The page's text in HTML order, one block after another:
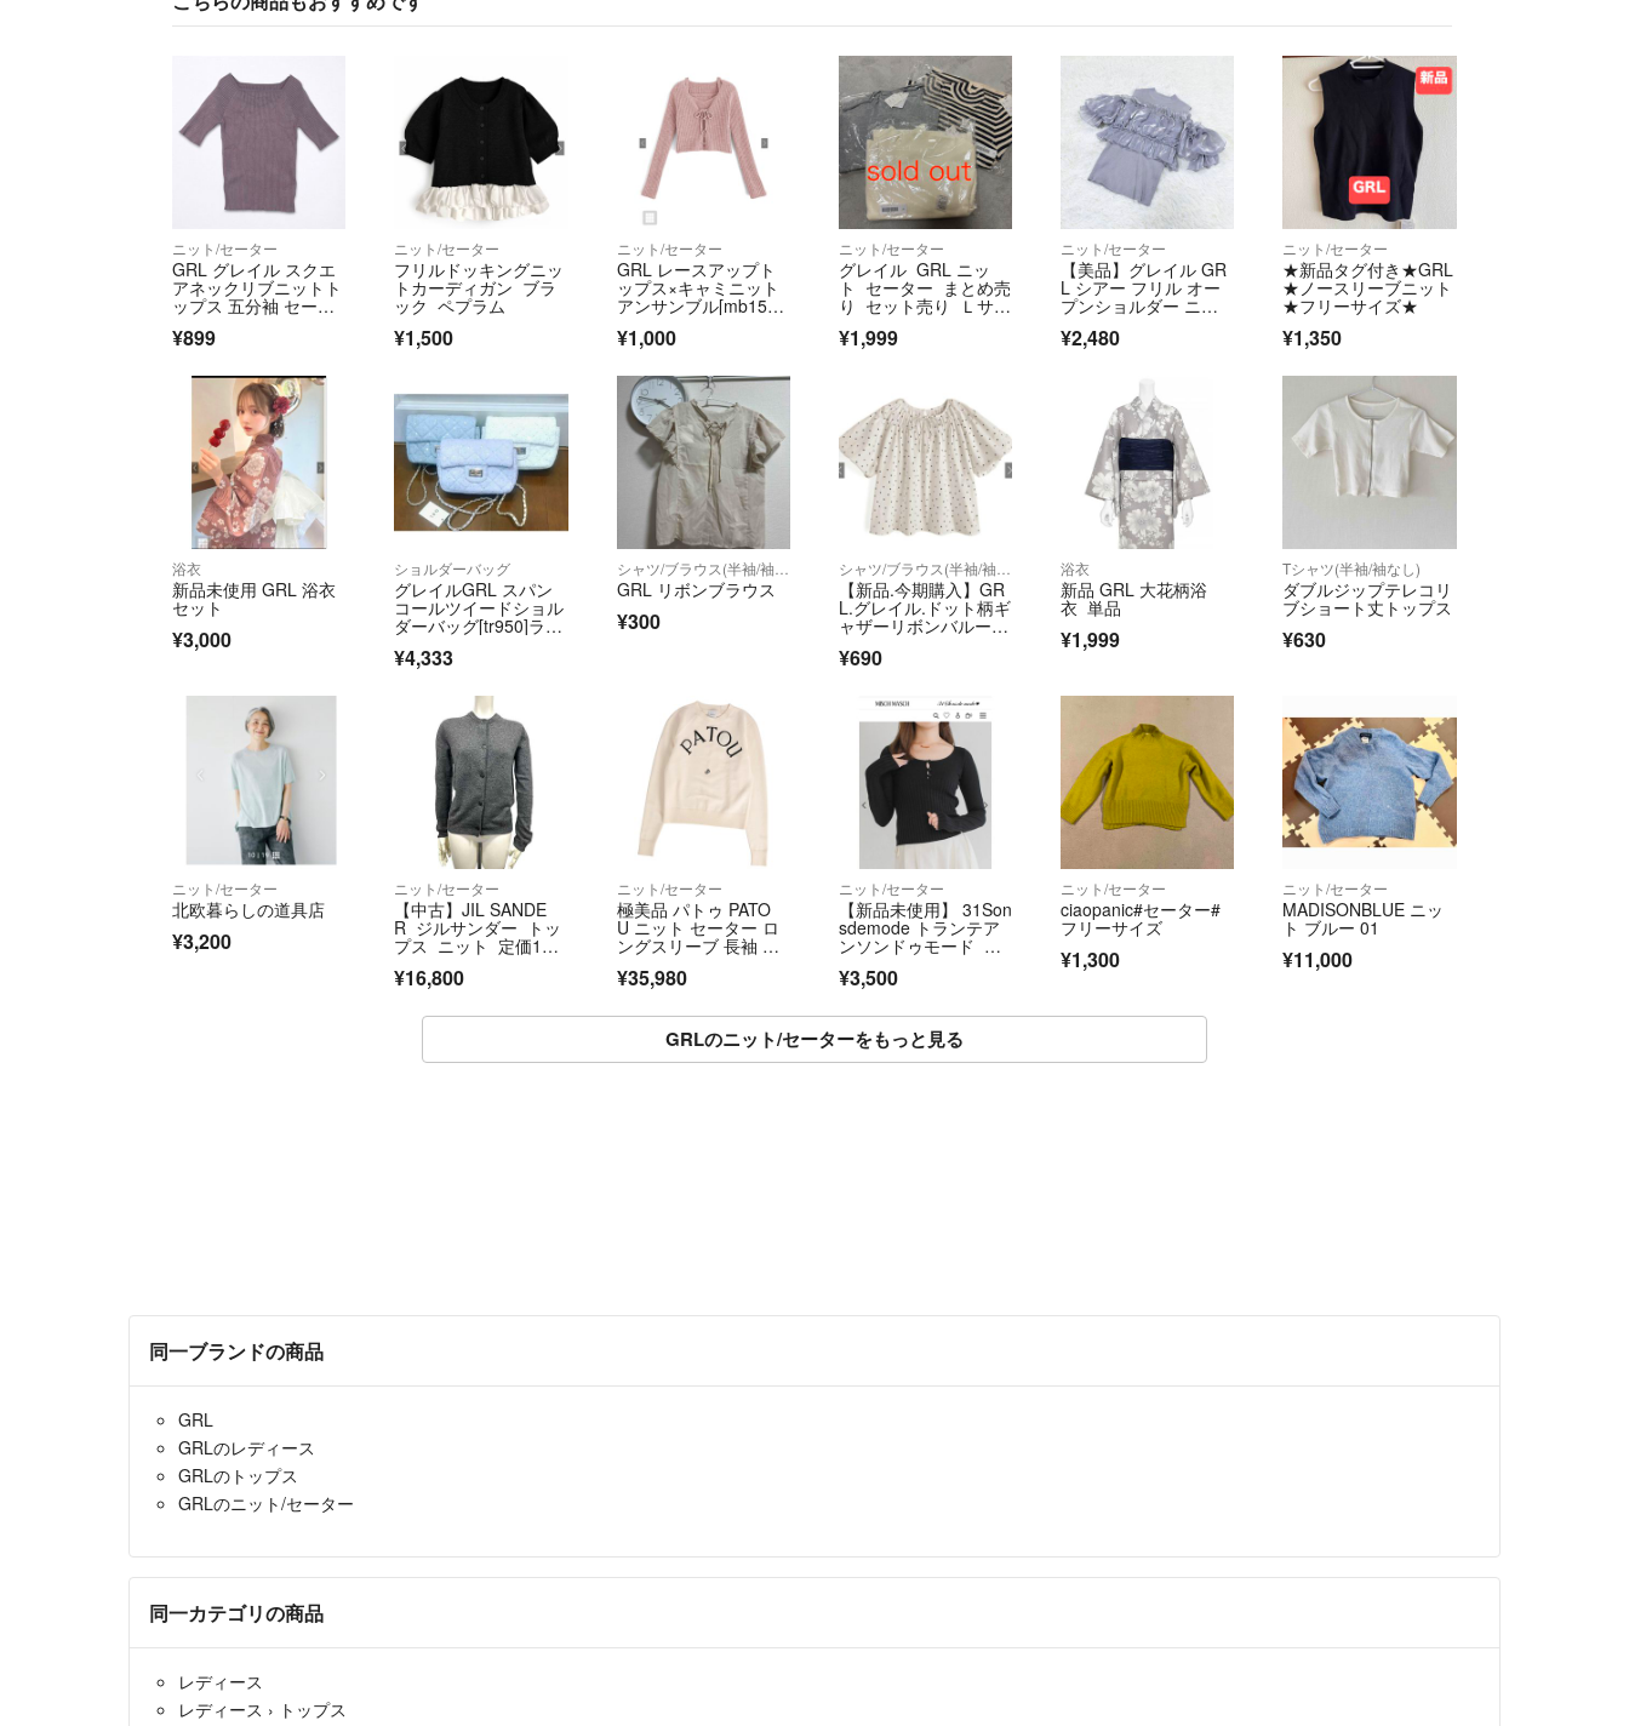
ニット/セーター
GRL グレイル スクエ
アネックリブニットト
ップス 五分袖 セータ
ー M 紫
¥899
ニット/セーター
フリルドッキングニッ
トカーディガン ブラ
ック ペプラム
¥1,500
ニット/セーター
GRL レースアップト
ップス×キャミニット
アンサンブル[mb157
¥1,000
ニット/セーター
グレイル GRL ニッ
ト セーター まとめ売
り セット売り Ｌサイ
ズ
¥1,999
ニット/セーター
【美品】グレイル GR
L シアー フリル オー
プンショルダー ニッ
ト F グレー
¥2,480
ニット/セーター
★新品タグ付き★GRL
★ノースリーブニット
★フリーサイズ★
¥1,350
浴衣
新品未使用 GRL 浴衣
セット
¥3,000
ショルダーバッグ
グレイルGRL スパン
コールツイードショル
ダーバッグ[tr950]ラベ
ルーグレー 3色セット
¥4,333
GRL リボンブラウス
¥300
【新品.今期購入】GR
L.グレイル.ドット柄ギ
ャザーリボンバルーン
¥690
浴衣
新品 GRL 大花柄浴
衣 単品
¥1,999
Tシャツ(半袖/袖なし)
ダブルジップテレコリ
ブショート丈トップス
¥630
ニット/セーター
北欧暮らしの道具店
¥3,200
ニット/セーター
【中古】JIL SANDE
R ジルサンダー トッ
プス ニット 定価128
ヤ製 34サイズS13＿s
¥16,800
ニット/セーター
極美品 パトゥ PATO
U ニット セーター ロ
ングスリーブ 長袖 ロ
ディース XS アイボリ
¥35,980
ニット/セーター
【新品未使用】 31Son
sdemode トランテア
ンソンドゥモード ス
トトップス
¥3,500
ニット/セーター
ciaopanic#セーター#
フリーサイズ
¥1,300
ニット/セーター
MADISONBLUE ニッ
ト ブルー 01
¥11,000
GRLのニット/セーターをもっと見る
同一ブランドの商品
GRL
GRLのレディース
GRLのトップス
GRLのニット/セーター
同一カテゴリの商品
レディース
レディース › トップス